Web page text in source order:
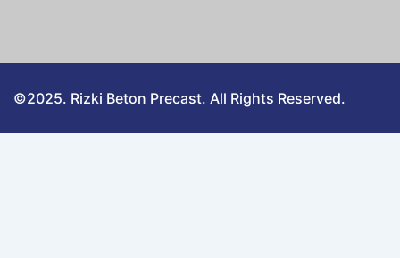
©2025. Rizki Beton Precast. All Rights Reserved.